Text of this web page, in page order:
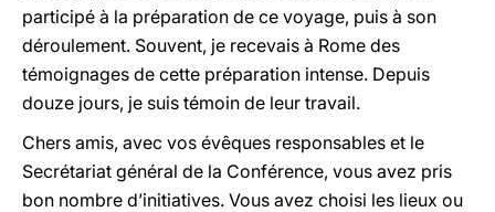
participé à la préparation de ce voyage, puis à son
déroulement. Souvent, je recevais à Rome des
témoignages de cette préparation intense. Depuis
douze jours, je suis témoin de leur travail.
Chers amis, avec vos évêques responsables et le
Secrétariat général de la Conférence, vous avez pris
bon nombre d’initiatives. Vous avez choisi les lieux ou